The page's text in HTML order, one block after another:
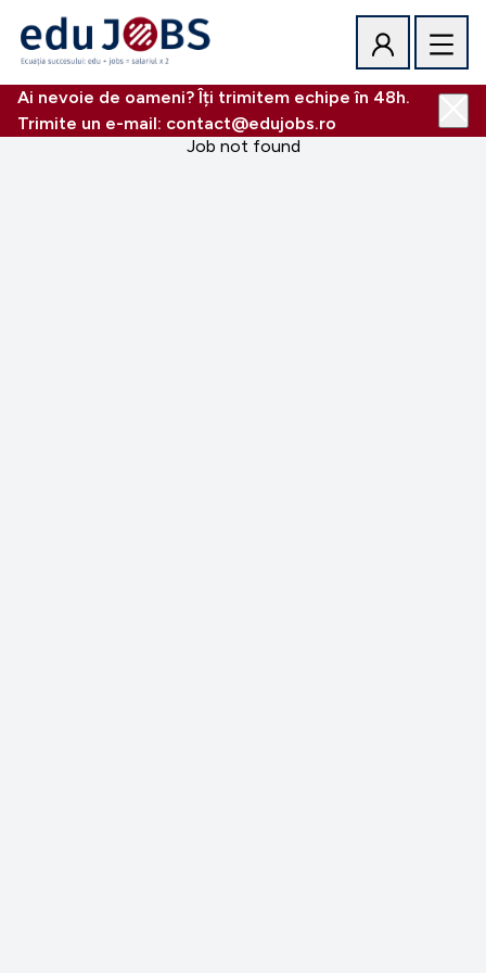
Ai nevoie de oameni? Îți trimitem echipe în 48h.
Trimite un e-mail: contact@edujobs.ro
Job not found